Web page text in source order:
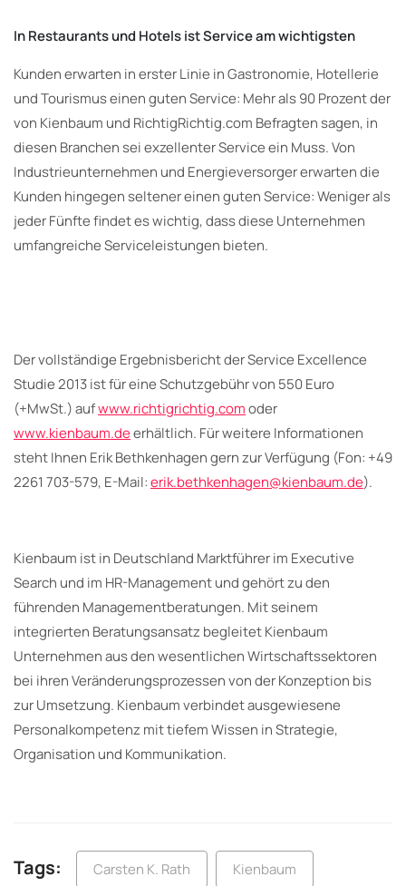
In Restaurants und Hotels ist Service am wichtigsten
Kunden erwarten in erster Linie in Gastronomie, Hotellerie
und Tourismus einen guten Service: Mehr als 90 Prozent der
von Kienbaum und RichtigRichtig.com Befragten sagen, in
diesen Branchen sei exzellenter Service ein Muss. Von
Industrieunternehmen und Energieversorger erwarten die
Kunden hingegen seltener einen guten Service: Weniger als
jeder Fünfte findet es wichtig, dass diese Unternehmen
umfangreiche Serviceleistungen bieten.
Der vollständige Ergebnisbericht der Service Excellence
Studie 2013 ist für eine Schutzgebühr von 550 Euro
(+MwSt.) aufwww.richtigrichtig.comoder
www.kienbaum.deerhältlich. Für weitere Informationen
steht Ihnen Erik Bethkenhagen gern zur Verfügung (Fon: +49
2261 703-579, E-Mail:erik.bethkenhagen@kienbaum.de).
Kienbaum ist in Deutschland Marktführer im Executive
Search und im HR-Management und gehört zu den
führenden Managementberatungen. Mit seinem
integrierten Beratungsansatz begleitet Kienbaum
Unternehmen aus den wesentlichen Wirtschaftssektoren
bei ihren Veränderungsprozessen von der Konzeption bis
zur Umsetzung. Kienbaum verbindet ausgewiesene
Personalkompetenz mit tiefem Wissen in Strategie,
Organisation und Kommunikation.
Tags: Carsten K. Rath Kienbaum